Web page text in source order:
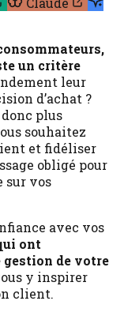
un critère
leur
d’achat ?
plus
souhaitez
et fidéliser
obligé pour
sur vos
avec vos
ont
de votre
y inspirer
client.